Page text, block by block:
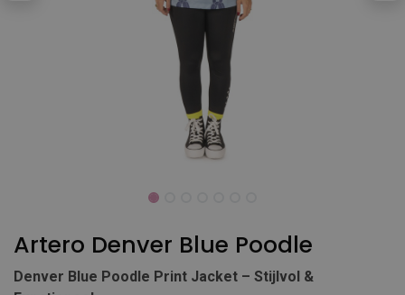
Artero Denver Blue Poodle
Denver Blue Poodle Print Jacket – Stijlvol &